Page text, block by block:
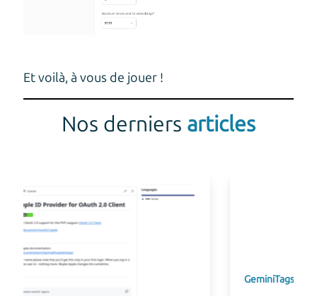
Et voilà, à vous de jouer !
Nos derniers articles